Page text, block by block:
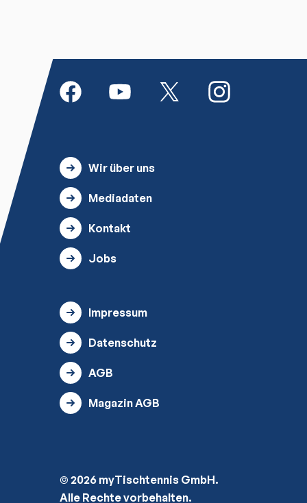
Wir über uns
Mediadaten
Kontakt
Jobs
Impressum
Datenschutz
AGB
Magazin AGB
© 2026 myTischtennis GmbH.
Alle Rechte vorbehalten.